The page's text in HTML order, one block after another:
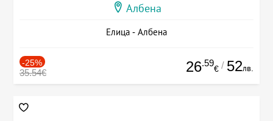
Албена
Елица - Албена
-25%
35.54€ 26.59
€ / 52лв.